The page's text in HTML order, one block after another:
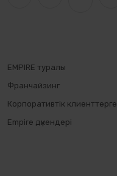
EMPIRE туралы
Франчайзинг
Корпоративтік клиенттерге
Empire дүкендері